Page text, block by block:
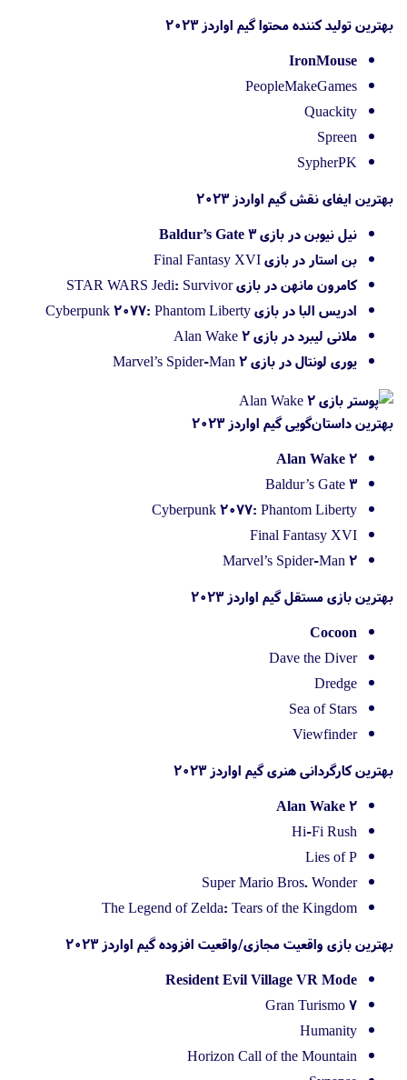
بهترین تولید کننده محتوا گیم اواردز 2023
IronMouse
PeopleMakeGames
Quackity
Spreen
SypherPK
بهترین ایفای نقش گیم اواردز 2023
نیل نیوبن در بازی Baldur’s Gate 3
بن استار در بازی Final Fantasy XVI
کامرون مانهن در بازی STAR WARS Jedi: Survivor
ادریس البا در بازی Cyberpunk 2077: Phantom Liberty
ملانی لیبرد در بازی Alan Wake 2
یوری لونتال در بازی Marvel’s Spider-Man 2
بهترین داستان‌گویی گیم اواردز 2023
Alan Wake 2
Baldur’s Gate 3
Cyberpunk 2077: Phantom Liberty
Final Fantasy XVI
Marvel’s Spider-Man 2
بهترین بازی مستقل گیم اواردز 2023
Cocoon
Dave the Diver
Dredge
Sea of Stars
Viewfinder
بهترین کارگردانی هنری گیم اواردز 2023
Alan Wake 2
Hi-Fi Rush
Lies of P
Super Mario Bros. Wonder
The Legend of Zelda: Tears of the Kingdom
بهترین بازی واقعیت مجازی/واقعیت افزوده گیم اواردز 2023
Resident Evil Village VR Mode
Gran Turismo 7
Humanity
Horizon Call of the Mountain